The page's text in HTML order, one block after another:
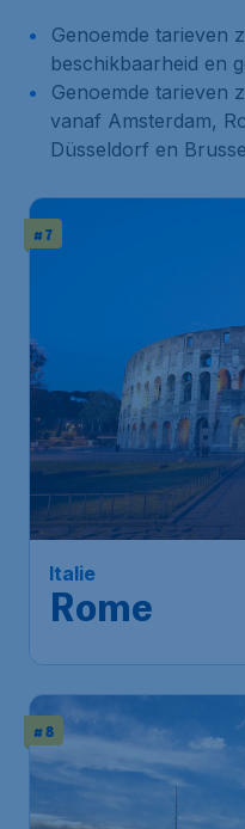
Genoemde tarieven
beschikbaarheid en
Genoemde tarieven
vanaf Amsterdam,
Düsseldorf en
# 7
Italie
Rome
Schiphol
International Airport
# 8